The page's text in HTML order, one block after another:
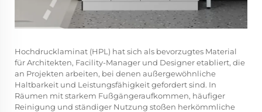
Hochdrucklaminat (HPL) hat sich als bevorzugtes Material
für Architekten, Facility-Manager und Designer etabliert, die
an Projekten arbeiten, bei denen außergewöhnliche
Haltbarkeit und Leistungsfähigkeit gefordert sind. In
Räumen mit starkem Fußgängeraufkommen, häufiger
Reinigung und ständiger Nutzung stoßen herkömmliche